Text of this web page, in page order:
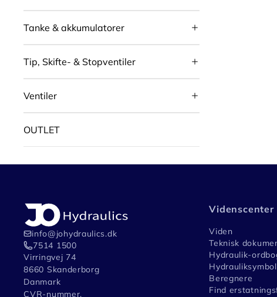
Tanke & akkumulatorer
Tip, Skifte- & Stopventiler
Ventiler
OUTLET
info@johydraulics.dk
7514 1500
Virringvej 74
8660 Skanderborg
Danmark
CVR-nummer.
Videnscenter
Viden
Teknisk
Hydraulik-
Beregnere
Find